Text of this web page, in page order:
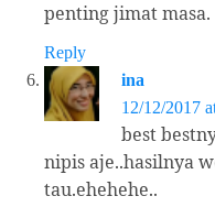
penting jimat masa.
Reply
ina
12/12/2017
best
nipis aje..hasilnya
tau.ehehehe..